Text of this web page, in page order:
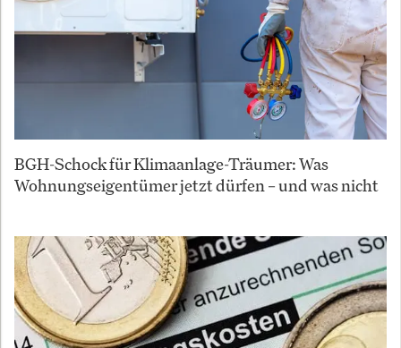
BGH-Schock für Klimaanlage-Träumer: Was
Wohnungseigentümer jetzt dürfen – und was nicht